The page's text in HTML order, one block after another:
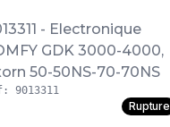
- Electronique
GDK 3000-4000,
50-50NS-70-70NS
9013311
Rupture